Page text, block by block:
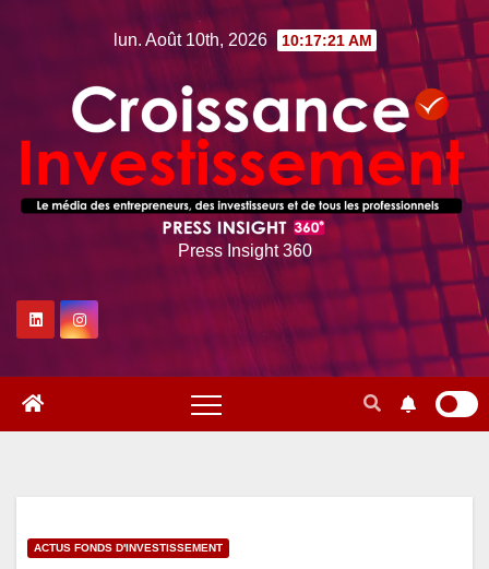
lun. Août 10th, 2026 10:17:22 AM
Press Insight 360
ACTUS FONDS D'INVESTISSEMENT